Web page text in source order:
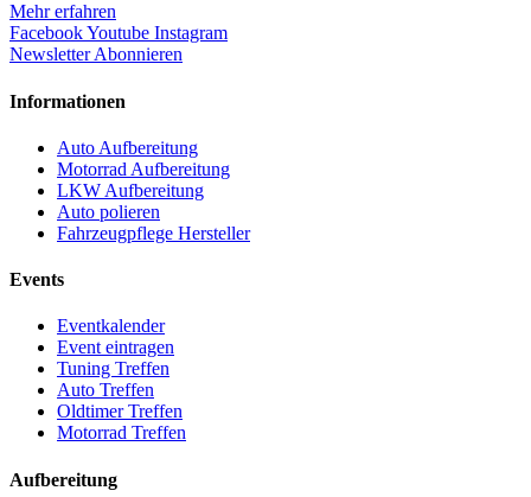
Mehr erfahren
FacebookYoutube Instagram
Newsletter Abonnieren
Informationen
Auto Aufbereitung
Motorrad Aufbereitung
LKW Aufbereitung
Auto polieren
Fahrzeugpflege Hersteller
Events
Eventkalender
Event eintragen
Tuning Treffen
Auto Treffen
Oldtimer Treffen
Motorrad Treffen
Aufbereitung